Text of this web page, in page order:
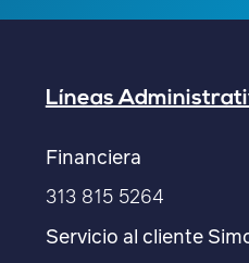
Líneas
Financiera
313 815 5264
Servicio al cliente